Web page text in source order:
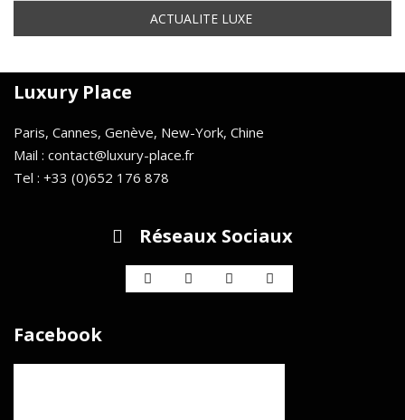
Luxury Place
Paris, Cannes, Genève, New-York, Chine
Mail : contact@luxury-place.fr
Tel : +33 (0)652 176 878
Réseaux Sociaux
Facebook